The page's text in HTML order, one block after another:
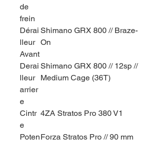
de
frein
Dérai
lleur
Avant
Shimano GRX 800 // Braze-
On
Derai
lleur
arrier
e
Shimano GRX 800 // 12sp //
Medium Cage (36T)
Cintr
e
4ZA Stratos Pro 380 V1
PotenForza Stratos Pro // 90 mm